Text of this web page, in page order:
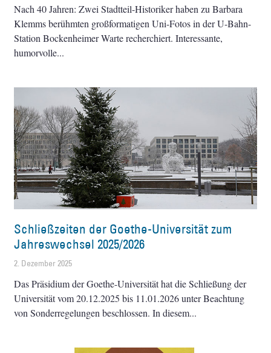
Nach 40 Jahren: Zwei Stadtteil-Historiker haben zu Barbara
Klemms berühmten großformatigen Uni-Fotos in der U-Bahn-
Station Bockenheimer Warte recherchiert. Interessante,
humorvolle
Schließzeiten der Goethe-Universität zum
Jahreswechsel 2025/2026
2. Dezember 2025
Das Präsidium der Goethe-Universität hat die Schließung der
Universität vom 20.12.2025 bis 11.01.2026 unter Beachtung
von Sonderregelungen beschlossen. In diesem